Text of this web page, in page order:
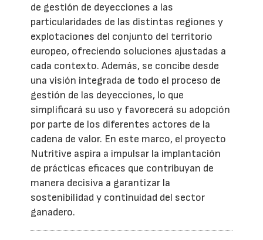
de gestión de deyecciones a las
particularidades de las distintas regiones y
explotaciones del conjunto del territorio
europeo, ofreciendo soluciones ajustadas a
cada contexto. Además, se concibe desde
una visión integrada de todo el proceso de
gestión de las deyecciones, lo que
simplificará su uso y favorecerá su adopción
por parte de los diferentes actores de la
cadena de valor. En este marco, el proyecto
Nutritive aspira a impulsar la implantación
de prácticas eficaces que contribuyan de
manera decisiva a garantizar la
sostenibilidad y continuidad del sector
ganadero.